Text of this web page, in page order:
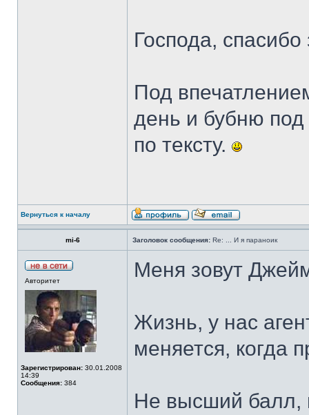
Господа,
Под
день и бубню
по тексту.
Вернуться к началу
mi-6 Заголовок сообщения: Re: ... И я параноик
Авторитет
Зарегистрирован: 30.01.2008
14:39
Сообщения: 384
Меня зовут
Жизнь, у нас
меняется, когда
Не высший балл,